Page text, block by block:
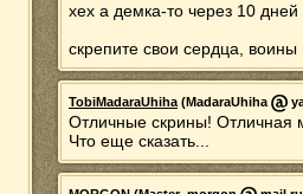
хех а демка-то через 10
скрепите свои сердца, воины
TobiMadaraUhiha(MadaraUhiha
Отличные скрины! Отличная
Что еще сказать...